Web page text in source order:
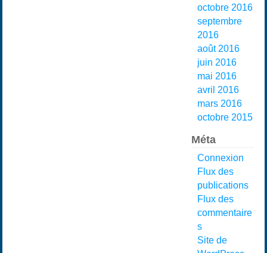
octobre 2016
septembre
2016
août 2016
juin 2016
mai 2016
avril 2016
mars 2016
octobre 2015
Méta
Connexion
Flux des
publications
Flux des
commentaire
s
Site de